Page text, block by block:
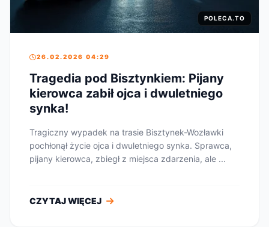
POLECA.TO
26.02.2026 04:29
Tragedia pod Bisztynkiem: Pijany
kierowca zabił ojca i dwuletniego
synka!
Tragiczny wypadek na trasie Bisztynek-Wozławki
pochłonął życie ojca i dwuletniego synka. Sprawca,
pijany kierowca, zbiegł z miejsca zdarzenia, ale ...
CZYTAJ WIĘCEJ